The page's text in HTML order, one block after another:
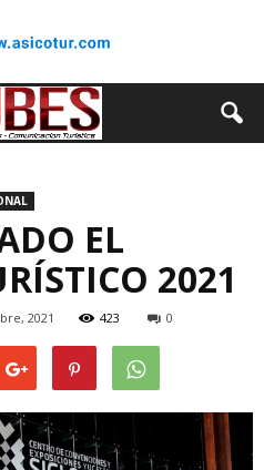
EL
2021
2021 423 0